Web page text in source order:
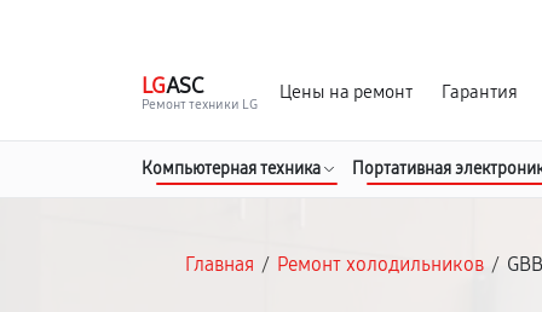
LGASC
Ремонт техники LG
Цены на ремонт Гарантия
Компьютерная техника Портативная
Главная / Ремонт холодильников /